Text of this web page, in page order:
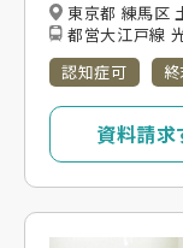
東京都 練馬区
都営大江戸線
認知症可
資料請求